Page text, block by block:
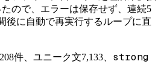
ので、エラーは保存せず、連続5
後に自動で再実行するループに直
件、ユニーク文7,133、 strong